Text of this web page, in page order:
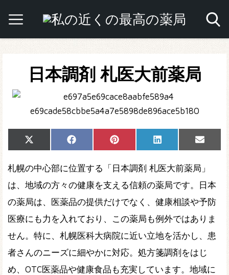
日本調剤 札医大前薬局
Share
on
X
(Twitter)
Share
on
Facebook Share
on
Pinterest Share
on
LinkedIn
Share
on
Email
札幌の中心部に位置する「日本調剤 札医大前薬局」
は、地域の方々の健康を支える信頼の薬局です。日本
の薬局は、医薬品の提供だけでなく、健康相談や予防
医療にも力を入れており、この薬局も例外ではありま
せん。特に、札幌医科大病院に近い立地を活かし、患
者さんのニーズに細やかに対応。処方箋調剤をはじ
め、OTC医薬品や健康食品も充実しています。地域に